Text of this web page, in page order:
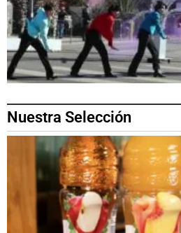
Nuestra Selección